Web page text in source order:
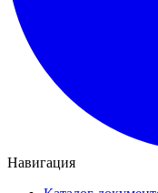
Навигация